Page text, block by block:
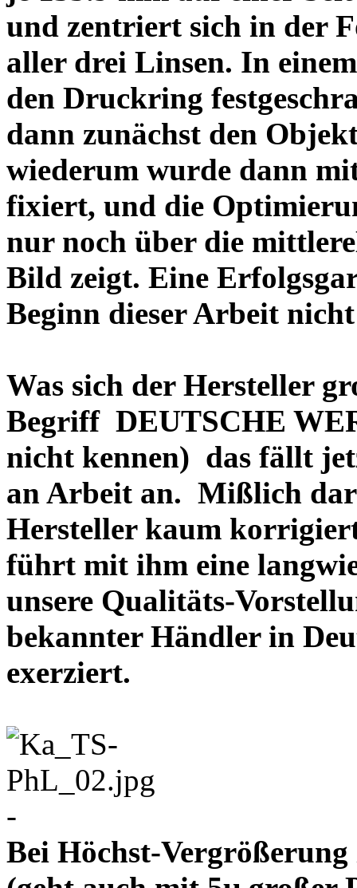
und zentriert sich in der
aller drei Linsen. In
den Druckring
dann zunächst den
wiederum wurde dann
fixiert, und die
nur noch über die
Bild zeigt. Eine
Beginn dieser Arbeit
Was sich der Hersteller
Begriff DEUTSCHE
nicht kennen) das fällt
an Arbeit an. Mißlich
Hersteller kaum
führt mit ihm eine
unsere Qualitäts-
bekannter Händler in
exerziert.
-
Bei Höchst-